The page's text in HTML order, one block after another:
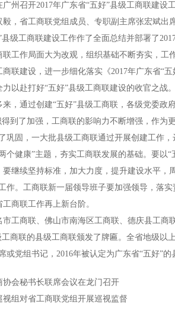
广州召开2017年广东省“五好”县级工商联建
，省工商联党组成员、专职副主席张宏斌出
级工商联建设工作作了全面总结并部署了
工作局面大为改观，组织基础不断夯实，
联建设，进一步细化落实《2017年广东省“
以赴打好“五好”县级工商联建设的收官之战。
，通过创建“五好”县级工商联，各级党委
得到了加强，工商联的影响力不断增强，作
巩固，一大批县级工商联通过开展创建工作
个健康”主题，夯实工商联发展的基础。要以
继续坚持标准，加大力度，提升建设水平，
作。工商联新一届领导班子要加强领导，落
商联工作再上新台阶。
工商联、佛山市南海区工商联、德庆县工商
工商联的县级工商联颁发了牌匾。全省地级
或党组书记，2016年被认定为广东省“五好”
协会秘书长联席会议在龙门召开
视组对省工商联党组开展巡视监督